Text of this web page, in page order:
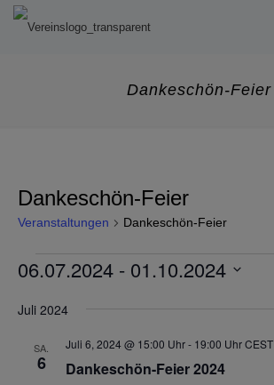
Dankeschön-Feier
Dankeschön-Feier
Veranstaltungen Dankeschön-Feier
Veranstaltungen
06.07.2024 - 01.10.2024
wählen.
Juli 2024
SA.
6 Dankeschön-Feier 2024
Juli 6, 2024 @ 15:00 Uhr- 19:00 Uhr CEST